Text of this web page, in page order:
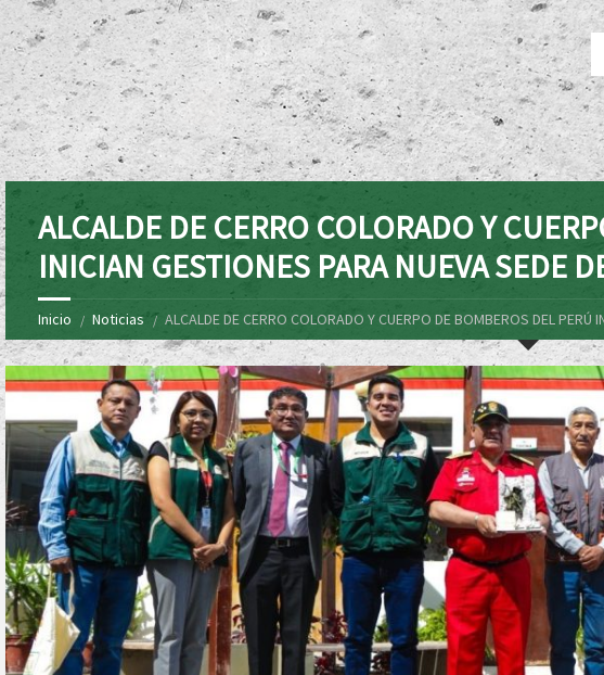
ALCALDE DE CERRO COLORADO Y
INICIAN GESTIONES PARA NUEVA SEDE
Inicio Noticias ALCALDE DE CERRO COLORADO Y CUERPO DE BOMBEROS DEL PERÚ